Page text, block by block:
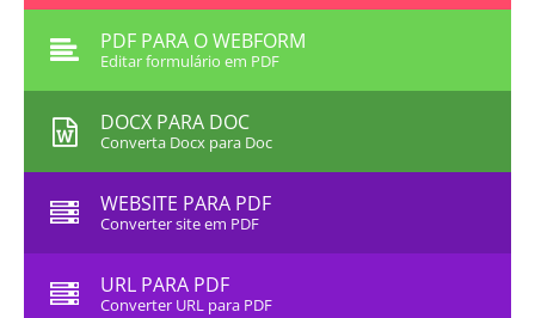
PDF PARA O WEBFORM
Editar formulário em PDF
DOCX PARA DOC
Converta Docx para Doc
WEBSITE PARA PDF
Converter site em PDF
URL PARA PDF
Converter URL para PDF